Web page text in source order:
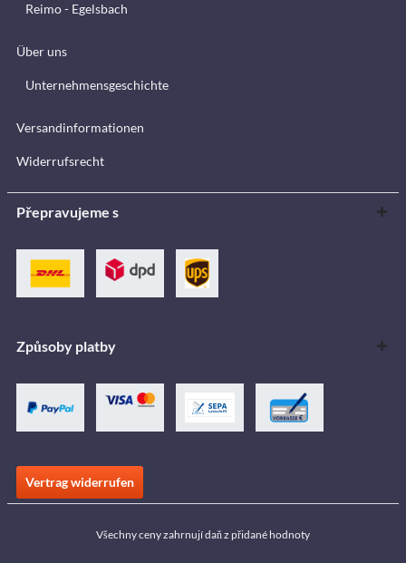
Reimo - Egelsbach
Über uns
Unternehmensgeschichte
Versandinformationen
Widerrufsrecht
Přepravujeme s
Způsoby platby
Vertrag widerrufen
Všechny ceny zahrnují daň z přidané hodnoty